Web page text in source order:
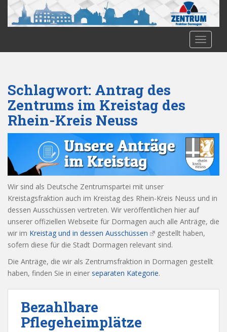
t
Schlagwort: Antrag des
Zentrums im Kreistag des
Rhein-Kreis Neuss
Wir sind als Deutsche Zentrumspartei mit unser
Kreistagsfraktion auch im Kreistag des Rhein-Kreis Neuss und in
dessen Ausschüssen vertreten. Wir veröffentlichen hier auf
unserer offiziellen Webseite für Dormagen auch alle Anträge, die
wir im Kreistag und in dessen Ausschüssen
gestellt haben,
sofern diese für die Stadt Dormagen relevant sind.
Die Anträge, die wir als Zentrumsfraktion in Dormagen gestellt
haben, finden Sie in einer separaten Kategorie.
Bezahlbare
Pflegeheimplätze